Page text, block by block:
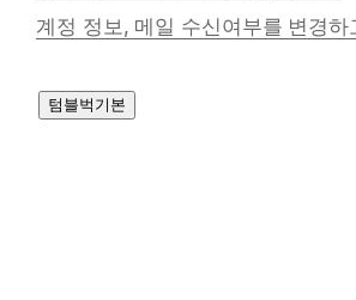
계정 정보, 메일 수신여부를 변경하
텀블벅기본